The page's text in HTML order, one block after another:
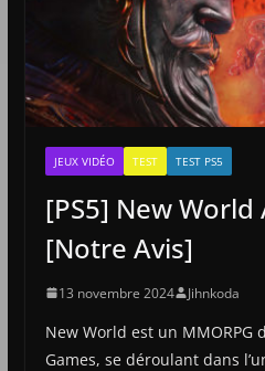
JEUX VIDÉO TEST TEST PS5
[PS5] New
[Notre Avis]
13 novembre 2024 Jihnkoda
New World est un MMORPG
Games, se déroulant dans